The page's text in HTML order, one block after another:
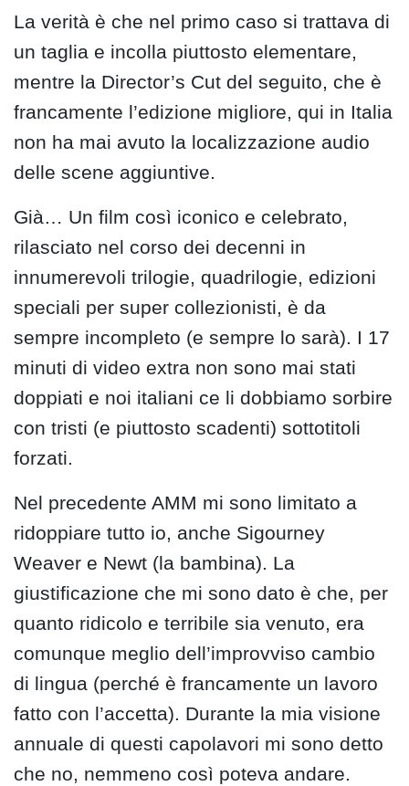
La verità è che nel primo caso si trattava di
un taglia e incolla piuttosto elementare,
mentre la Director’s Cut del seguito, che è
francamente l’edizione migliore, qui in Italia
non ha mai avuto la localizzazione audio
delle scene aggiuntive.
Già… Un film così iconico e celebrato,
rilasciato nel corso dei decenni in
innumerevoli trilogie, quadrilogie, edizioni
speciali per super collezionisti, è da
sempre incompleto (e sempre lo sarà). I 17
minuti di video extra non sono mai stati
doppiati e noi italiani ce li dobbiamo sorbire
con tristi (e piuttosto scadenti) sottotitoli
forzati.
Nel precedente AMM mi sono limitato a
ridoppiare tutto io, anche Sigourney
Weaver e Newt (la bambina). La
giustificazione che mi sono dato è che, per
quanto ridicolo e terribile sia venuto, era
comunque meglio dell’improvviso cambio
di lingua (perché è francamente un lavoro
fatto con l’accetta). Durante la mia visione
annuale di questi capolavori mi sono detto
che no, nemmeno così poteva andare.